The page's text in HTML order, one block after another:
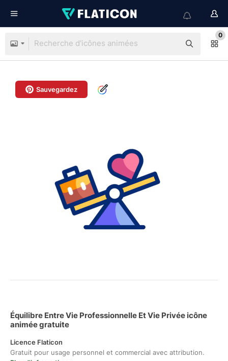
0
Sauvegardez
Équilibre Entre Vie Professionnelle Et Vie Privée icône
animée gratuite
Licence Flaticon
Gratuit pour usage personnel et commercial avec attribution.